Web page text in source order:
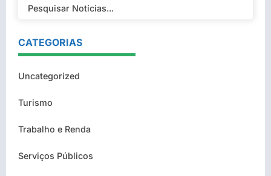
CATEGORIAS
Uncategorized
Turismo
Trabalho e Renda
Serviços Públicos